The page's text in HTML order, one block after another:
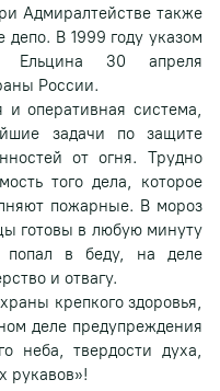
Адмиралтействе также
В 1999 году указом
Ельцина 30 апреля
России.
оперативная система,
задачи по защите
от огня. Трудно
того дела, которое
пожарные. В мороз
готовы в любую минуту
в беду, на деле
и отвагу.
крепкого здоровья,
деле предупреждения
неба, твердости духа,
рукавов»!